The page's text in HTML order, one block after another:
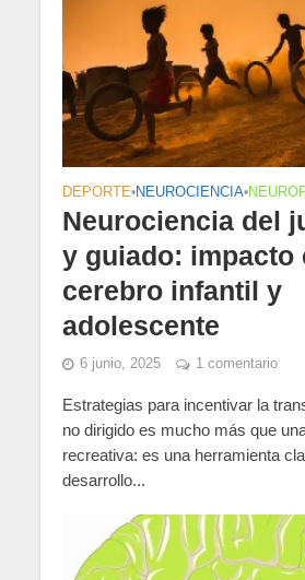
DEPORTE•NEUROCIENCIA•
Neurociencia del
y guiado: impacto
cerebro infantil y
adolescente
6 junio, 2025 1 comentario
Estrategias para incentivar la
no dirigido es mucho más que
recreativa: es una herramienta
desarrollo...